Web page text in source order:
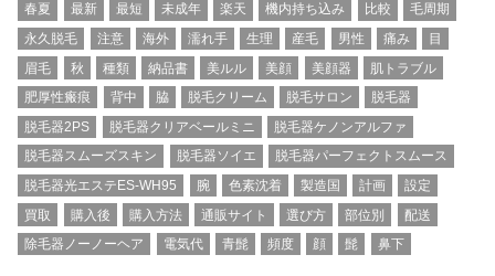
春夏
最新 最短 未成年 楽天 機内持ち込み 比較
毛周期
永久脱毛
注意 海外 濡れ手 生理 産毛 男性 痛み
目
眉毛
秋 種類 納品書 美ルル 美顔 美顔器
肌トラブル
肥厚性瘢痕
背中 脇 脱毛クリーム 脱毛サロン
脱毛器
脱毛器2PS
脱毛器クリアベールミニ
脱毛器ケノンアルファ
脱毛器スムーズスキン
脱毛器ソイエ
脱毛器パーフェクトスムース
脱毛器光エステES-WH95
腕 色素沈着 製造国 計画
設定
買取
購入後 購入方法 通販サイト 選び方 部位別
配送
除毛器ノーノーヘア
電気代 青髭 頻度 顔 髭 鼻下